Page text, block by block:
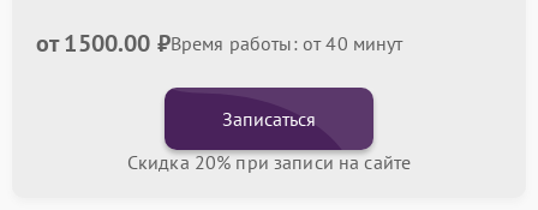
от 1500.00 ₽Время работы: от 40 минут
Записаться
Скидка 20% при записи на сайте